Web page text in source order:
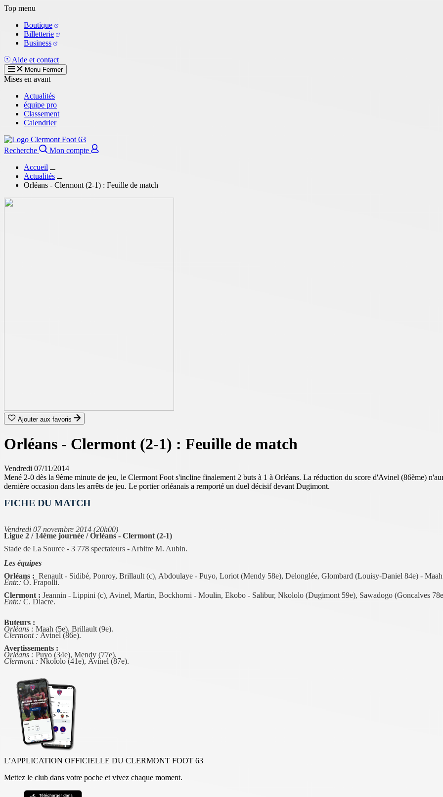
Aller
contenu
principal
Top menu
Boutique
Billetterie
Business
Aide et contact
Menu Fermer
Mises en avant
Actualités
équipe pro
Classement
Calendrier
Recherche
Mon compte
Accueil
Actualités
Orléans - Clermont (2-1) : Feuille de match
Ajouter aux favoris
Orléans - Clermont (2-1) : Feuille de match
Vendredi 07/11/2014
Mené 2-0 dès la 9ème minute de jeu, le Clermont Foot s'incline finalement 2 buts à 1 à Orléans. La réduction du score d'Avinel (86ème)
dernière occasion dans les arrêts de jeu. Le portier orléanais a remporté un duel décisif devant Dugimont.
FICHE DU MATCH
Vendredi 07 novembre 2014 (20h00)
Ligue 2 / 14ème journée / Orléans - Clermont (2-1)
Stade de La Source - 3 778 spectateurs - Arbitre M. Aubin.
Les équipes
Orléans : Renault - Sidibé, Ponroy, Brillault (c), Abdoulaye - Puyo, Loriot (Mendy 58e), Delonglée, Glombard (Louisy-Daniel 84e) - Maah
Entr.: O. Frapolli.
Clermont : Jeannin - Lippini (c), Avinel, Martin, Bockhorni - Moulin, Ekobo - Salibur, Nkololo (Dugimont 59e), Sawadogo (Goncalves
Entr.: C. Diacre.
Buteurs :
Orléans : Maah (5e), Brillault (9e).
Clermont : Avinel (86e).
Avertissements :
Orléans : Puyo (34e), Mendy (77e).
Clermont : Nkololo (41e), Avinel (87e).
L’APPLICATION OFFICIELLE DU CLERMONT FOOT 63
Mettez le club dans votre poche et vivez chaque moment.